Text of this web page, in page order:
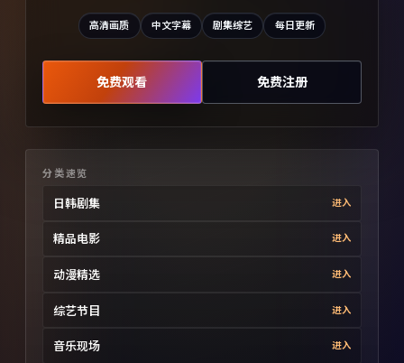
高清画质 中文字幕 剧集综艺 每日更新
免费观看 免费注册
分类速览
日韩剧集 进入
精品电影 进入
动漫精选 进入
综艺节目 进入
音乐现场 进入